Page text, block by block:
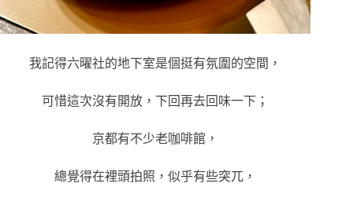
我記得六曜社的地下室是個挺有氛圍的空間，
可惜這次沒有開放，下回再去回味一下；
京都有不少老咖啡館，
總覺得在裡頭拍照，似乎有些突兀，